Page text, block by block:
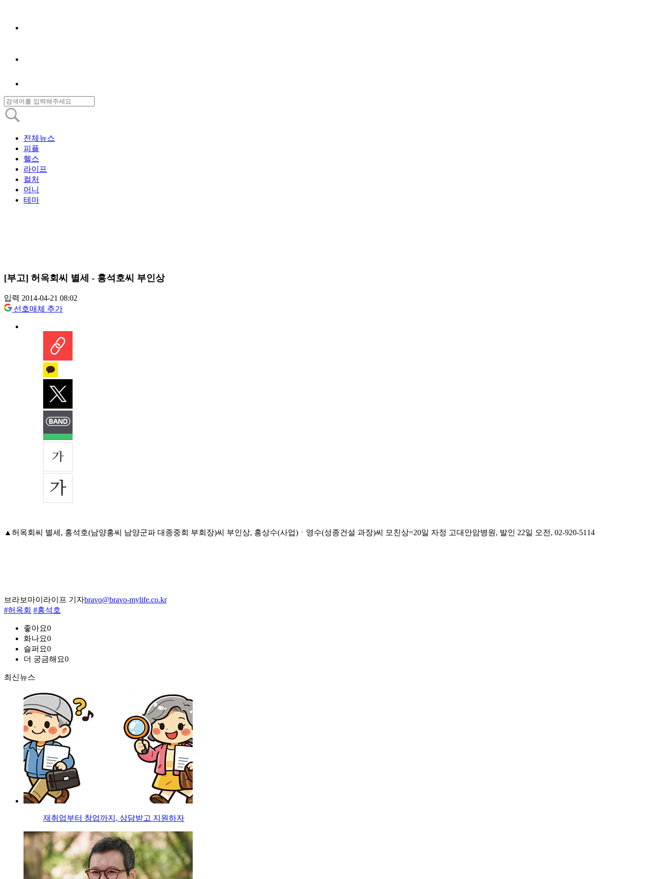
전체뉴스
피플
헬스
라이프
컬처
머니
테마
[부고] 허옥회씨 별세 - 홍석호씨 부인상
입력 2014-04-21 08:02
선호매체 추가
▲허옥회씨 별세, 홍석호(남양홍씨 남양군파 대종중회 부회장)씨 부인상, 홍상수(사업)ㆍ영수(성종건설 과장)씨 모친상=20일 자정 고대안암병원, 발인 22일 오전, 02-920-5114
브라보마이라이프 기자bravo@bravo-mylife.co.kr
#허옥회 #홍석호
좋아요0
화나요0
슬퍼요0
더 궁금해요0
최신뉴스
재취업부터 창업까지, 상담받고 지원하자